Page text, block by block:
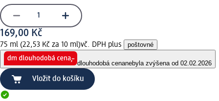
169,00 Kč
75 ml (22,53 Kč za 10 ml)vč. DPH plus poštovné
dlouhodobá cenanebyla zvýšena od 02.02.2026
Vložit do košíku